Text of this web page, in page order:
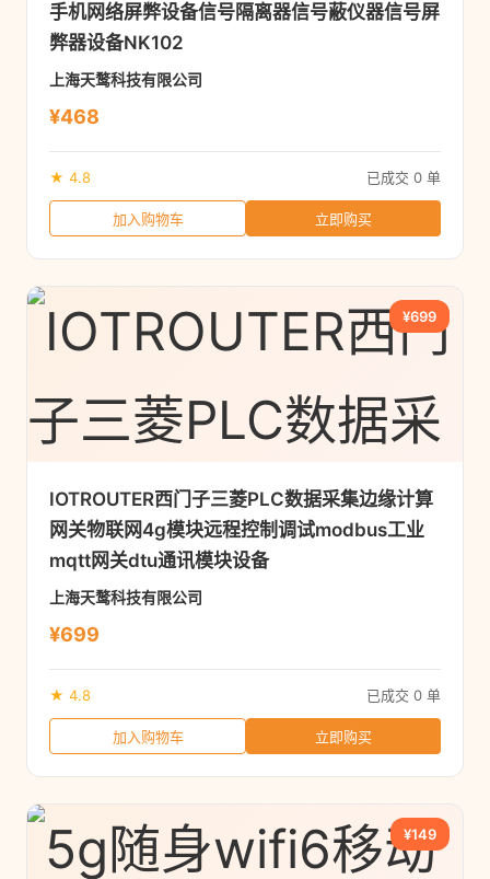
手机网络屏弊设备信号隔离器信号蔽仪器信号屏
弊器设备NK102
上海天鹜科技有限公司
¥468
★ 4.8 已成交 0 单
加入购物车 立即购买
¥699
IOTROUTER西门子三菱PLC数据采集边缘计算
网关物联网4g模块远程控制调试modbus工业
mqtt网关dtu通讯模块设备
上海天鹜科技有限公司
¥699
★ 4.8 已成交 0 单
加入购物车 立即购买
¥149